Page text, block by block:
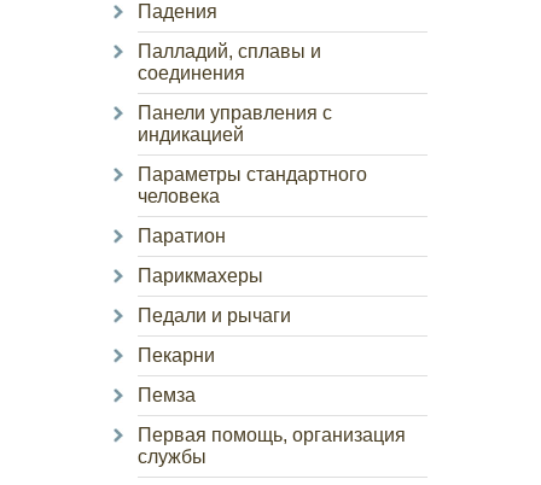
Падения
Палладий, сплавы и
соединения
Панели управления с
индикацией
Параметры стандартного
человека
Паратион
Парикмахеры
Педали и рычаги
Пекарни
Пемза
Первая помощь, организация
службы